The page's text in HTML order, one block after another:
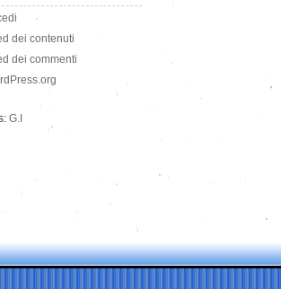
dei contenuti
dei commenti
G.I